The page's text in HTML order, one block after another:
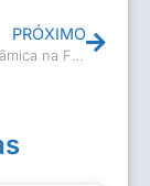
PRÓXIMO
Oficina de Cerâmica na Fazenda Visconde